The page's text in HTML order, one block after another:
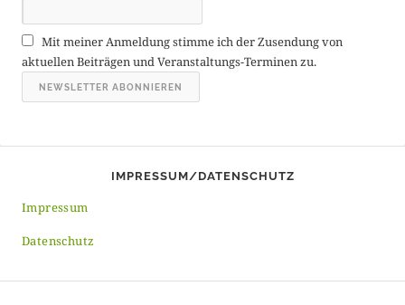
r
c
h
v
Mit meiner Anmeldung stimme ich der Zusendung von
aktuellen Beiträgen und Veranstaltungs-Terminen zu.
IMPRESSUM/DATENSCHUTZ
Impressum
Datenschutz